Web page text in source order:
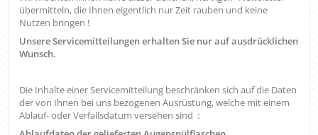
übermitteln, die Ihnen eigentlich nur Zeit rauben und keine
Nutzen bringen !
Unsere Servicemitteilungen erhalten Sie nur auf ausdrücklichen
Wunsch.
Die Inhalte einer Servicemitteilung beschränken sich auf die Daten
der von Ihnen bei uns bezogenen Ausrüstung, welche mit einem
Ablauf- oder Verfallsdatum versehen sind :